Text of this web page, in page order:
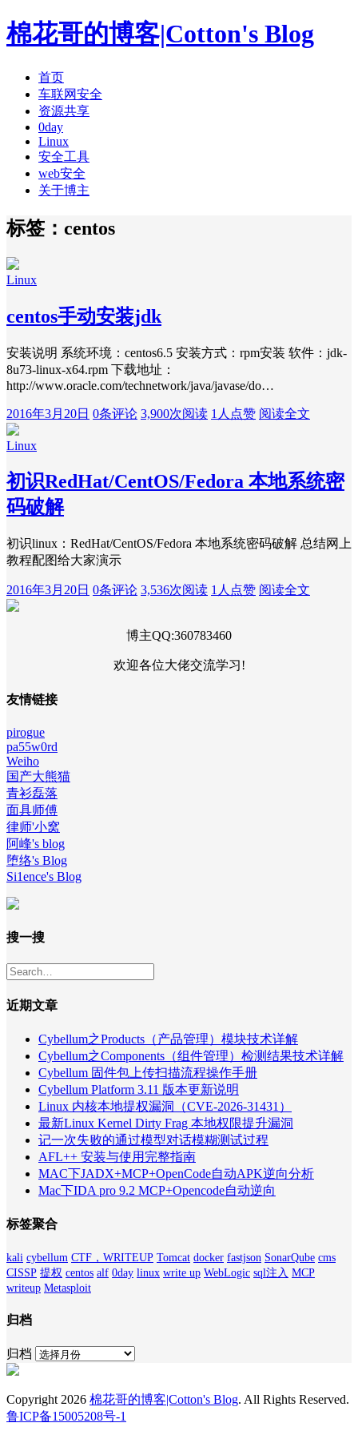
棉花哥的博客|Cotton's Blog
首页
车联网安全
资源共享
0day
Linux
安全工具
web安全
关于博主
标签：centos
Linux
centos手动安装jdk
安装说明 系统环境：centos6.5 安装方式：rpm安装 软件：jdk-
8u73-linux-x64.rpm 下载地址：
http://www.oracle.com/technetwork/java/javase/do…
2016年3月20日 0条评论 3,900次阅读 1人点赞 阅读全文
Linux
初识RedHat/CentOS/Fedora 本地系统密
码破解
初识linux：RedHat/CentOS/Fedora 本地系统密码破解 总结网上
教程配图给大家演示
2016年3月20日 0条评论 3,536次阅读 1人点赞 阅读全文
博主QQ:360783460
欢迎各位大佬交流学习!
友情链接
pirogue
pa55w0rd
Weiho
国产大熊猫
青衫磊落
面具师傅
律师'小窝
阿峰's blog
堕络's Blog
Si1ence's Blog
搜一搜
近期文章
Cybellum之Products（产品管理）模块技术详解
Cybellum之Components（组件管理）检测结果技术详解
Cybellum 固件包上传扫描流程操作手册
Cybellum Platform 3.11 版本更新说明
Linux 内核本地提权漏洞（CVE-2026-31431）
最新Linux Kernel Dirty Frag 本地权限提升漏洞
记一次失败的通过模型对话模糊测试过程
AFL++ 安装与使用完整指南
MAC下JADX+MCP+OpenCode自动APK逆向分析
Mac下IDA pro 9.2 MCP+Opencode自动逆向
标签聚合
kali cybellum CTF，WRITEUP Tomcat docker fastjson SonarQube cms
CISSP 提权 centos alf 0day linux write up WebLogic sql注入 MCP
writeup Metasploit
归档
归档
Copyright 2026 棉花哥的博客|Cotton's Blog. All Rights Reserved.
鲁ICP备15005208号-1